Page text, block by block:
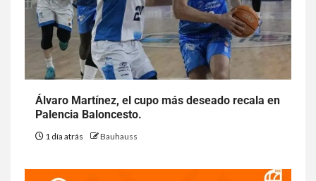
Álvaro Martínez, el cupo más deseado recala en
Palencia Baloncesto.
1 día atrás Bauhauss